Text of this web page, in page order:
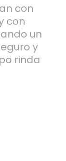
con
con
un
y
rinda